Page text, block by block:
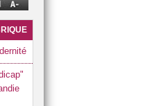
et d’information (CDI)
et options